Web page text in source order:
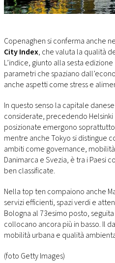
PRINCIPATO
RMC
CONSIGLIA
Copenaghen si conferma anche
City Index, che valuta la qualità
L’indice, giunto alla sesta
parametri che spaziano
anche aspetti come stress e
In questo senso la capitale
considerate, precedendo
posizionate emergono
mentre anche Tokyo si distingue
ambiti come governance,
Danimarca e Svezia, è tra i Paesi
ben classificate.
Nella top ten compaiono anche
servizi efficienti, spazi verdi e
Bologna al 73esimo posto,
collocano ancora più in basso. Il
mobilità urbana e qualità
(foto Getty Images)